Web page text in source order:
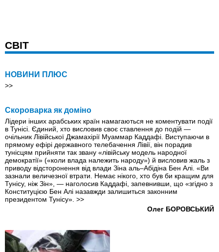
СВІТ
НОВИНИ ПЛЮС
>>
Скороварка як доміно
Лідери інших арабських країн намагаються не коментувати події
в Тунісі. Єдиний, хто висловив своє ставлення до подій —
очільник Лівійської Джамахірії Муаммар Каддафі. Виступаючи в
прямому ефірі державного телебачення Лівії, він порадив
тунісцям прийняти так звану «лівійську модель народної
демократії» («коли влада належить народу») й висловив жаль з
приводу відсторонення від влади Зіна аль–Абідіна Бен Алі. «Ви
зазнали величезної втрати. Немає нікого, хто був би кращим для
Тунісу, ніж Зін», — наголосив Каддафі, запевнивши, що «згідно з
Конституцією Бен Алі назавжди залишиться законним
президентом Тунісу». >>
Олег БОРОВСЬКИЙ